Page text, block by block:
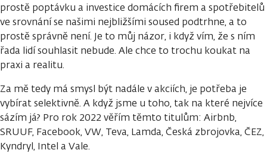
prostě poptávku a investice domácích firem a spotřebitelů
ve srovnání se našimi nejbližšími soused podtrhne, a to
prostě správně není. Je to můj názor, i když vím, že s ním
řada lidí souhlasit nebude. Ale chce to trochu koukat na
praxi a realitu.
Za mě tedy má smysl být nadále v akciích, je potřeba je
vybírat selektivně. A když jsme u toho, tak na které nejvíce
sázím já? Pro rok 2022 věřím těmto titulům: Airbnb,
SRUUF, Facebook, VW, Teva, Lamda, Česká zbrojovka, ČEZ,
Kyndryl, Intel a Vale.